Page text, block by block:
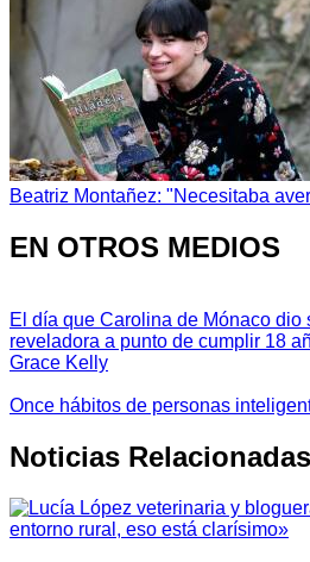
Beatriz Montañez: "Necesitaba
EN OTROS MEDIOS
El día que Carolina de Mónaco dio
reveladora a punto de cumplir 18
Grace Kelly
Once hábitos de personas
Noticias Relacionadas